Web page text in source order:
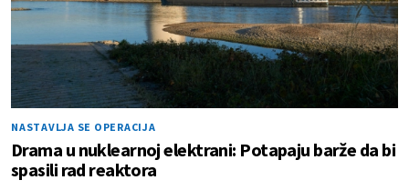
NASTAVLJA SE OPERACIJA
Drama u nuklearnoj elektrani: Potapaju barže da bi
spasili rad reaktora